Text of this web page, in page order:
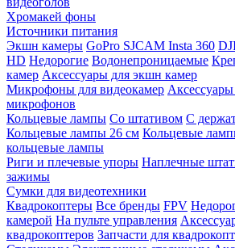
Хромакей фоны
Источники питания
Экшн камеры GoPro SJCAM Insta 360
HD Недорогие Водонепроницаемые
камер Аксессуары для экшн камер
Микрофоны для видеокамер
микрофонов
Кольцевые лампы Со штативом C
Кольцевые лампы 26 см Кольцевые
кольцевые лампы
Риги и плечевые упоры Наплечные
зажимы
Сумки для видеотехники
Квадрокоптеры Все бренды FPV
камерой На пульте управления
квадрокоптеров Запчасти для